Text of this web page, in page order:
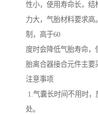
性小，使用寿命长，结
力大，气胎材料要求
制，高于60
度时会降低气胎寿命，
胎离合器接合元件主要
注意事项
1.气囊长时间不用时
处。